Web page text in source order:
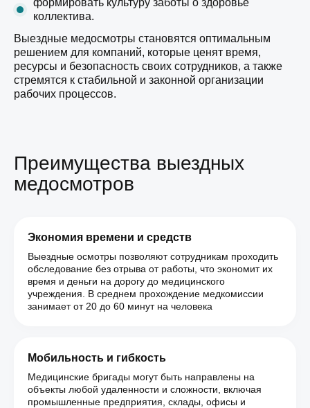
формировать культуру заботы о здоровье
коллектива.
Выездные медосмотры становятся оптимальным
решением для компаний, которые ценят время,
ресурсы и безопасность своих сотрудников, а также
стремятся к стабильной и законной организации
рабочих процессов.
Преимущества выездных
медосмотров
Экономия времени и средств
Выездные осмотры позволяют сотрудникам проходить
обследование без отрыва от работы, что экономит их
время и деньги на дорогу до медицинского
учреждения. В среднем прохождение медкомиссии
занимает от 20 до 60 минут на человека
Мобильность и гибкость
Медицинские бригады могут быть направлены на
объекты любой удаленности и сложности, включая
промышленные предприятия, склады, офисы и